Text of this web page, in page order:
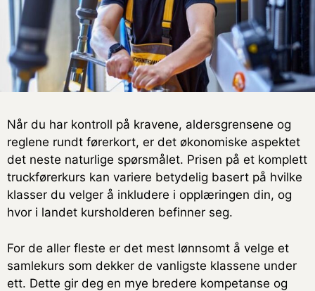
Når du har kontroll på kravene, aldersgrensene og
reglene rundt førerkort, er det økonomiske aspektet
det neste naturlige spørsmålet. Prisen på et komplett
truckførerkurs kan variere betydelig basert på hvilke
klasser du velger å inkludere i opplæringen din, og
hvor i landet kursholderen befinner seg.
For de aller fleste er det mest lønnsomt å velge et
samlekurs som dekker de vanligste klassene under
ett. Dette gir deg en mye bredere kompetanse og